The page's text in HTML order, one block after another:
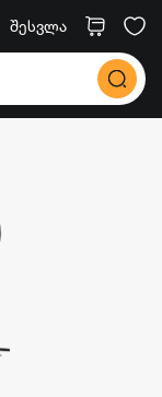
შესვლა